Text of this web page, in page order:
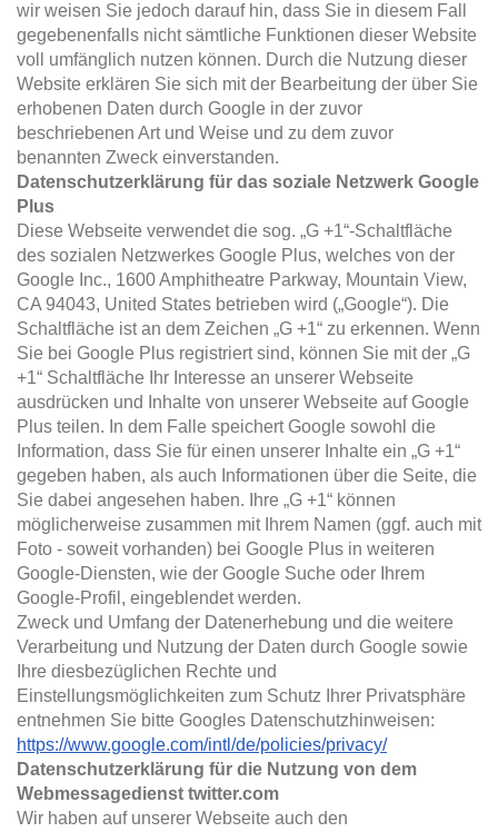
wir weisen Sie jedoch darauf hin, dass Sie in diesem Fall
gegebenenfalls nicht sämtliche Funktionen dieser Website
voll umfänglich nutzen können. Durch die Nutzung dieser
Website erklären Sie sich mit der Bearbeitung der über Sie
erhobenen Daten durch Google in der zuvor
beschriebenen Art und Weise und zu dem zuvor
benannten Zweck einverstanden.
Datenschutzerklärung für das soziale Netzwerk Google
Plus
Diese Webseite verwendet die sog. „G +1“-Schaltfläche
des sozialen Netzwerkes Google Plus, welches von der
Google Inc., 1600 Amphitheatre Parkway, Mountain View,
CA 94043, United States betrieben wird („Google“). Die
Schaltfläche ist an dem Zeichen „G +1“ zu erkennen. Wenn
Sie bei Google Plus registriert sind, können Sie mit der „G
+1“ Schaltfläche Ihr Interesse an unserer Webseite
ausdrücken und Inhalte von unserer Webseite auf Google
Plus teilen. In dem Falle speichert Google sowohl die
Information, dass Sie für einen unserer Inhalte ein „G +1“
gegeben haben, als auch Informationen über die Seite, die
Sie dabei angesehen haben. Ihre „G +1“ können
möglicherweise zusammen mit Ihrem Namen (ggf. auch mit
Foto - soweit vorhanden) bei Google Plus in weiteren
Google-Diensten, wie der Google Suche oder Ihrem
Google-Profil, eingeblendet werden.
Zweck und Umfang der Datenerhebung und die weitere
Verarbeitung und Nutzung der Daten durch Google sowie
Ihre diesbezüglichen Rechte und
Einstellungsmöglichkeiten zum Schutz Ihrer Privatsphäre
entnehmen Sie bitte Googles Datenschutzhinweisen:
https://www.google.com/intl/de/policies/privacy/
Datenschutzerklärung für die Nutzung von dem
Webmessagedienst twitter.com
Wir haben auf unserer Webseite auch den